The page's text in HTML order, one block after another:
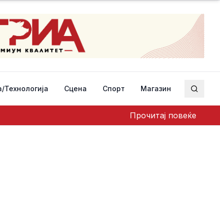
Технологија Сцена Спорт Магазин
Прочитај повеќе